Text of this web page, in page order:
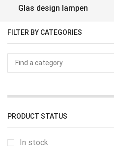
Glas design lampen
FILTER BY CATEGORIES
PRODUCT STATUS
In stock